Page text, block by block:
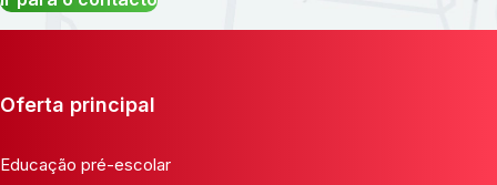
Oferta principal
Educação pré-escolar